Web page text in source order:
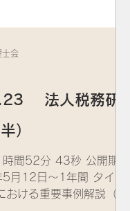
法人税務研
）
間52分 43秒 公開期
5月12日～1年間 タイト
おける重要事例解説（前
士会